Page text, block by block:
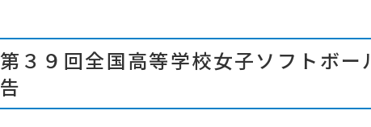
第３９回全国高等学校女子ソフトボー
告